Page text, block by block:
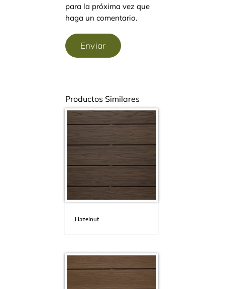
para la próxima vez que
haga un comentario.
Productos Similares
Hazelnut